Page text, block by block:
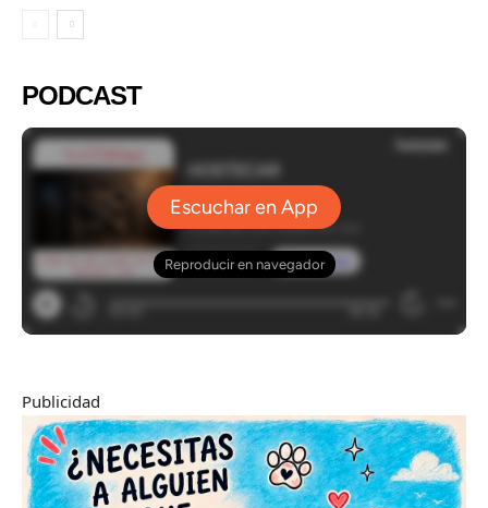
PODCAST
Publicidad